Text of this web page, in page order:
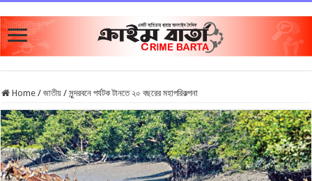
Home / জাতীয় / সুন্দরবনে পর্যটক টানতে ২০ বছরের মহাপরিকল্পনা